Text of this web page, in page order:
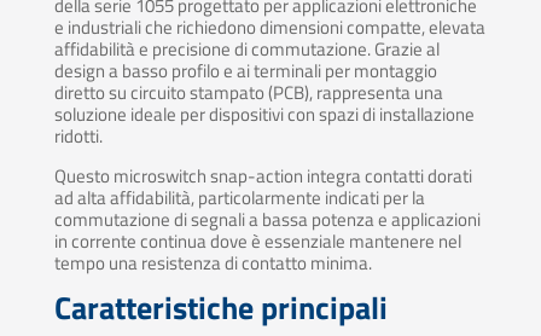
della serie 1055 progettato per applicazioni elettroniche
e industriali che richiedono dimensioni compatte, elevata
affidabilità e precisione di commutazione. Grazie al
design a basso profilo e ai terminali per montaggio
diretto su circuito stampato (PCB), rappresenta una
soluzione ideale per dispositivi con spazi di installazione
ridotti.
Questo microswitch snap-action integra contatti dorati
ad alta affidabilità, particolarmente indicati per la
commutazione di segnali a bassa potenza e applicazioni
in corrente continua dove è essenziale mantenere nel
tempo una resistenza di contatto minima.
Caratteristiche principali